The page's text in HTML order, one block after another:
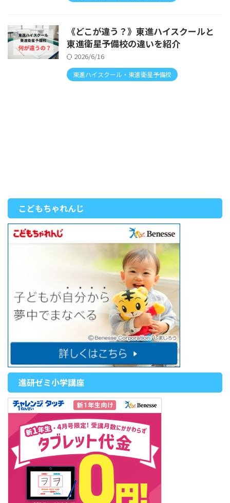
《どこが違う？》東進ハイスクールと
東進衛星予備校の違いを紹介
2026/6/16
東進ハイスクール・東進衛星予備校
こどもちゃれんじ
進研ゼミ小学講座